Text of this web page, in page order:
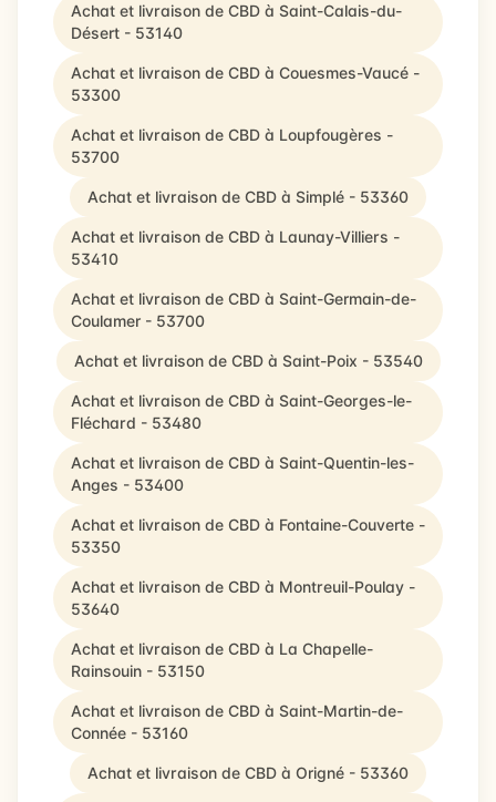
Achat et livraison de CBD à Saint-Calais-du-
Désert - 53140
Achat et livraison de CBD à Couesmes-Vaucé -
53300
Achat et livraison de CBD à Loupfougères -
53700
Achat et livraison de CBD à Simplé - 53360
Achat et livraison de CBD à Launay-Villiers -
53410
Achat et livraison de CBD à Saint-Germain-de-
Coulamer - 53700
Achat et livraison de CBD à Saint-Poix - 53540
Achat et livraison de CBD à Saint-Georges-le-
Fléchard - 53480
Achat et livraison de CBD à Saint-Quentin-les-
Anges - 53400
Achat et livraison de CBD à Fontaine-Couverte -
53350
Achat et livraison de CBD à Montreuil-Poulay -
53640
Achat et livraison de CBD à La Chapelle-
Rainsouin - 53150
Achat et livraison de CBD à Saint-Martin-de-
Connée - 53160
Achat et livraison de CBD à Origné - 53360